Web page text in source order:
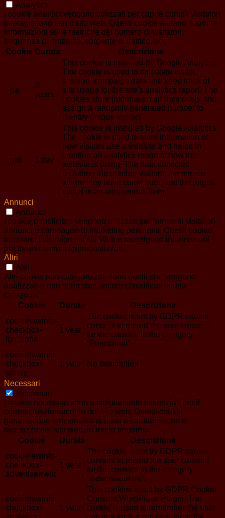
Analytics
I cookie analitici vengono utilizzati per capire come i visitatori
interagiscono con il sito web. Questi cookie aiutano a fornire
informazioni sulle metriche del numero di visitatori,
frequenza di rimbalzo, sorgente di traffico, ecc.
Cookie Durata Descrizione
_ga
2
years
This cookie is installed by Google Analytics.
The cookie is used to calculate visitor,
session, campaign data and keep track of
site usage for the site's analytics report. The
cookies store information anonymously and
assign a randomly generated number to
identify unique visitors.
_gid 1 day
This cookie is installed by Google Analytics.
The cookie is used to store information of
how visitors use a website and helps in
creating an analytics report of how the
website is doing. The data collected
including the number visitors, the source
where they have come from, and the pages
visted in an anonymous form.
Annunci
Annunci
I cookie pubblicitari vengono utilizzati per fornire ai visitatori
annunci e campagne di marketing pertinenti. Questi cookie
tracciano i visitatori sui siti Web e raccolgono informazioni
per fornire annunci personalizzati.
Altri
Altri
Altri cookie non categorizzati sono quelli che vengono
analizzati e non sono stati ancora classificati in una
categoria.
Cookie
Durata
Descrizione
cookielawinfo-
checkbox-
functional
1 year
The cookie is set by GDPR cookie
consent to record the user consent
for the cookies in the category
"Functional".
cookielawinfo-
checkbox-
others
1 year No description
Necessari
Necessari
I cookie necessari sono assolutamente essenziali per il
corretto funzionamento del sito web. Questi cookie
garantiscono funzionalità di base e caratteristiche di
sicurezza del sito web, in modo anonimo.
Cookie
Durata
Descrizione
cookielawinfo-
checkbox-
advertisement
1 year
The cookie is set by GDPR cookie
consent to record the user consent
for the cookies in the category
"Advertisement".
cookielawinfo-
checkbox-
1 year
This cookies is set by GDPR Cookie
Consent WordPress Plugin. The
cookie is used to remember the user